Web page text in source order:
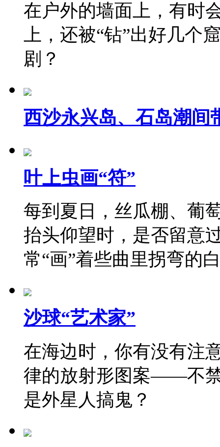
在户外的墙面上，有时
上，还被“钻”出好几
剧？
西沙永兴岛、石岛潮间
叶上虫画“符”
每到夏日，丝瓜棚、葡
抬头仰望时，是否留意
常“画”着些曲里拐弯
沙球“艺术家”
在海边时，你有没有注
律的放射形图案——不
是外星人搞鬼？